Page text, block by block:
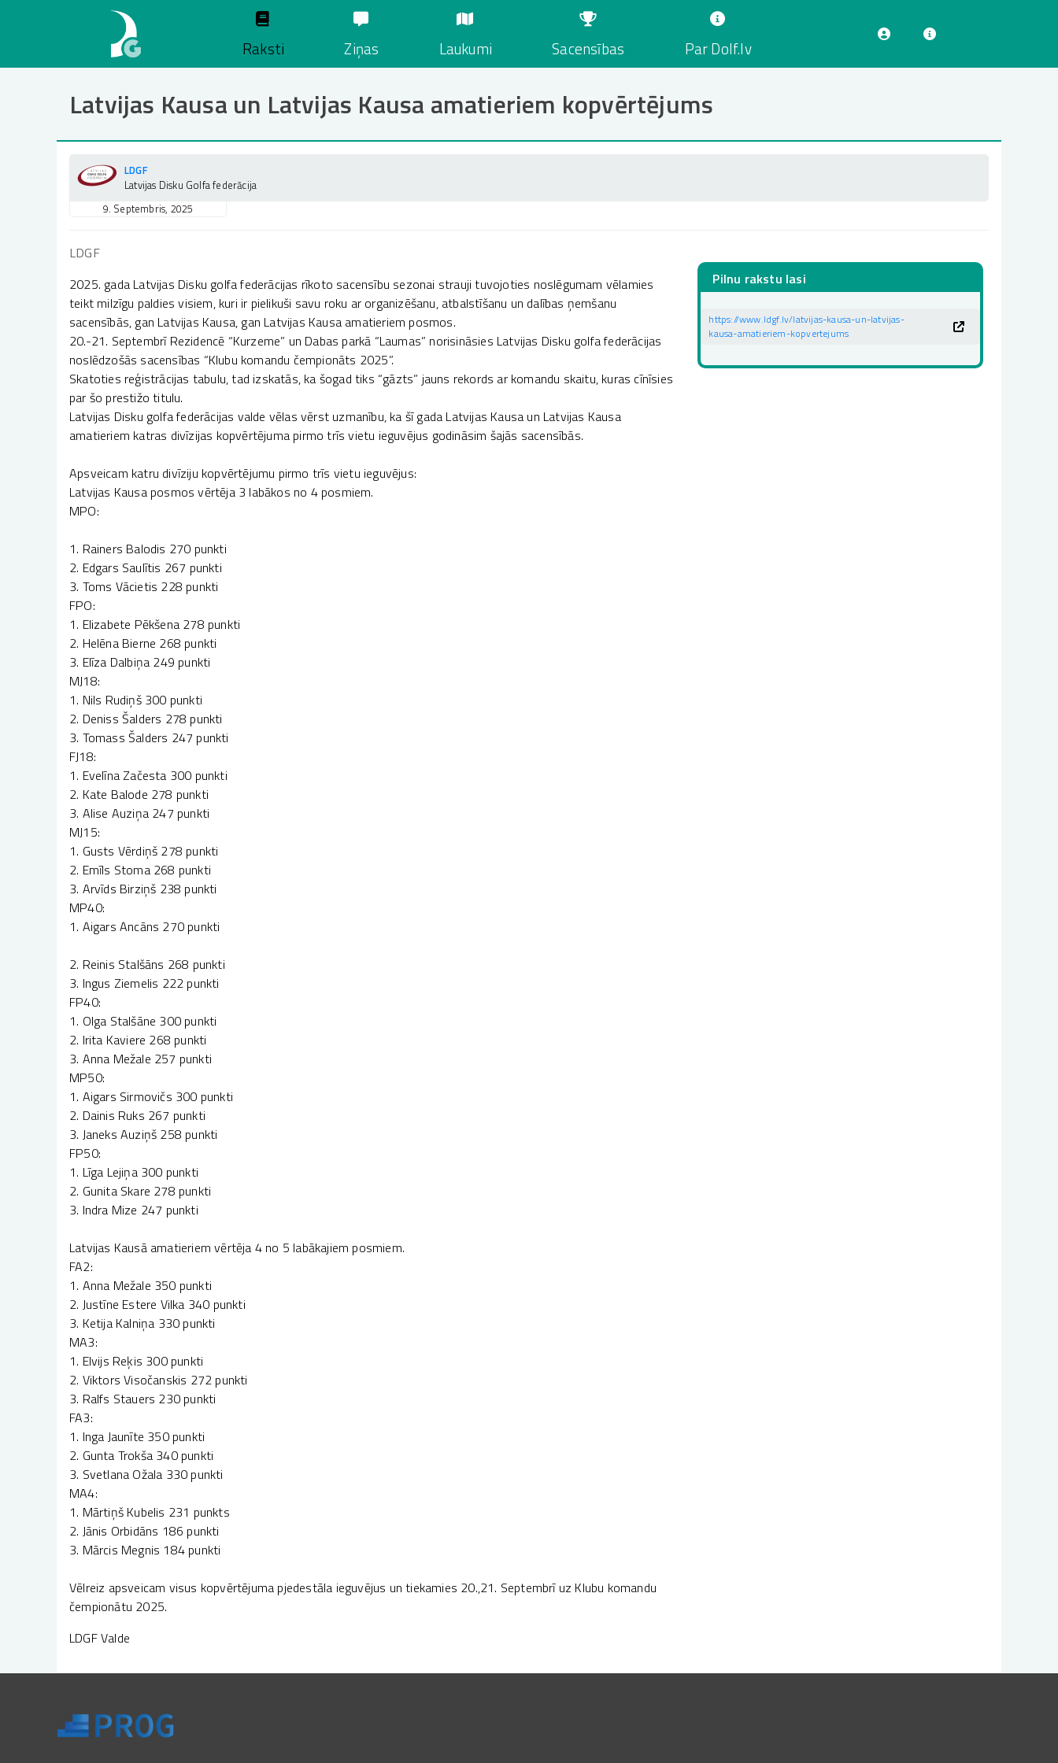
saturu
Raksti Ziņas Laukumi Sacensības Par Dolf.lv
Latvijas Kausa un Latvijas Kausa amatieriem kopvērtējums
LDGF
Latvijas Disku Golfa federācija
9. Septembris, 2025
LDGF
2025. gada Latvijas Disku golfa federācijas rīkoto sacensību sezonai strauji tuvojoties noslēgumam vēlamies
teikt milzīgu paldies visiem, kuri ir pielikuši savu roku ar organizēšanu, atbalstīšanu un dalības ņemšanu
sacensībās, gan Latvijas Kausa, gan Latvijas Kausa amatieriem posmos.
20.-21. Septembrī Rezidencē “Kurzeme” un Dabas parkā “Laumas” norisināsies Latvijas Disku golfa federācijas
noslēdzošās sacensības “Klubu komandu čempionāts 2025”.
Skatoties reģistrācijas tabulu, tad izskatās, ka šogad tiks “gāzts” jauns rekords ar komandu skaitu, kuras cīnīsies
par šo prestižo titulu.
Latvijas Disku golfa federācijas valde vēlas vērst uzmanību, ka šī gada Latvijas Kausa un Latvijas Kausa
amatieriem katras divīzijas kopvērtējuma pirmo trīs vietu ieguvējus godināsim šajās sacensībās.
Apsveicam katru divīziju kopvērtējumu pirmo trīs vietu ieguvējus:
Latvijas Kausa posmos vērtēja 3 labākos no 4 posmiem.
MPO:
1. Rainers Balodis 270 punkti
2. Edgars Saulītis 267 punkti
3. Toms Vācietis 228 punkti
FPO:
1. Elizabete Pēkšena 278 punkti
2. Helēna Bierne 268 punkti
3. Elīza Dalbiņa 249 punkti
MJ18:
1. Nils Rudiņš 300 punkti
2. Deniss Šalders 278 punkti
3. Tomass Šalders 247 punkti
FJ18:
1. Evelīna Začesta 300 punkti
2. Kate Balode 278 punkti
3. Alise Auziņa 247 punkti
MJ15:
1. Gusts Vērdiņš 278 punkti
2. Emīls Stoma 268 punkti
3. Arvīds Birziņš 238 punkti
MP40:
1. Aigars Ancāns 270 punkti
2. Reinis Stalšāns 268 punkti
3. Ingus Ziemelis 222 punkti
FP40:
1. Olga Stalšāne 300 punkti
2. Irita Kaviere 268 punkti
3. Anna Mežale 257 punkti
MP50:
1. Aigars Sirmovičs 300 punkti
2. Dainis Ruks 267 punkti
3. Janeks Auziņš 258 punkti
FP50:
1. Līga Lejiņa 300 punkti
2. Gunita Skare 278 punkti
3. Indra Mize 247 punkti
Latvijas Kausā amatieriem vērtēja 4 no 5 labākajiem posmiem.
FA2:
1. Anna Mežale 350 punkti
2. Justīne Estere Vilka 340 punkti
3. Ketija Kalniņa 330 punkti
MA3:
1. Elvijs Reķis 300 punkti
2. Viktors Visočanskis 272 punkti
3. Ralfs Stauers 230 punkti
FA3:
1. Inga Jaunīte 350 punkti
2. Gunta Trokša 340 punkti
3. Svetlana Ožala 330 punkti
MA4:
1. Mārtiņš Kubelis 231 punkts
2. Jānis Orbidāns 186 punkti
3. Mārcis Megnis 184 punkti
Vēlreiz apsveicam visus kopvērtējuma pjedestāla ieguvējus un tiekamies 20.,21. Septembrī uz Klubu komandu
čempionātu 2025.
LDGF Valde
Pilnu rakstu lasi
https://www.ldgf.lv/latvijas-kausa-un-latvijas-
kausa-amatieriem-kopvertejums